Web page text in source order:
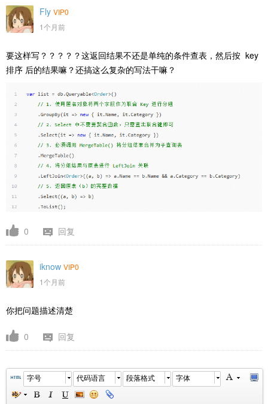
Fly VIP0
1个月前
要这样写？？？？？这返回结果不还是单纯的条件查表，然后按 key
排序 后的结果嘛？还搞这么复杂的写法干嘛？
0 回复
iknow VIP0
1个月前
你把问题描述清楚
0 回复
字号 代码语言 段落格式 字体